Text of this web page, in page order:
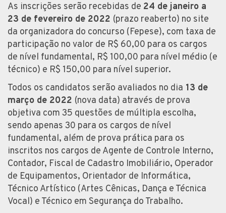
As inscrições serão recebidas de 24 de janeiro a
23 de fevereiro de 2022 (prazo reaberto) no site
da organizadora do concurso (Fepese), com taxa de
participação no valor de R$ 60,00 para os cargos
de nível fundamental, R$ 100,00 para nível médio (e
técnico) e R$ 150,00 para nível superior.
Todos os candidatos serão avaliados no dia 13 de
março de 2022 (nova data) através de prova
objetiva com 35 questões de múltipla escolha,
sendo apenas 30 para os cargos de nível
fundamental, além de prova prática para os
inscritos nos cargos de Agente de Controle Interno,
Contador, Fiscal de Cadastro Imobiliário, Operador
de Equipamentos, Orientador de Informática,
Técnico Artístico (Artes Cênicas, Dança e Técnica
Vocal) e Técnico em Segurança do Trabalho.